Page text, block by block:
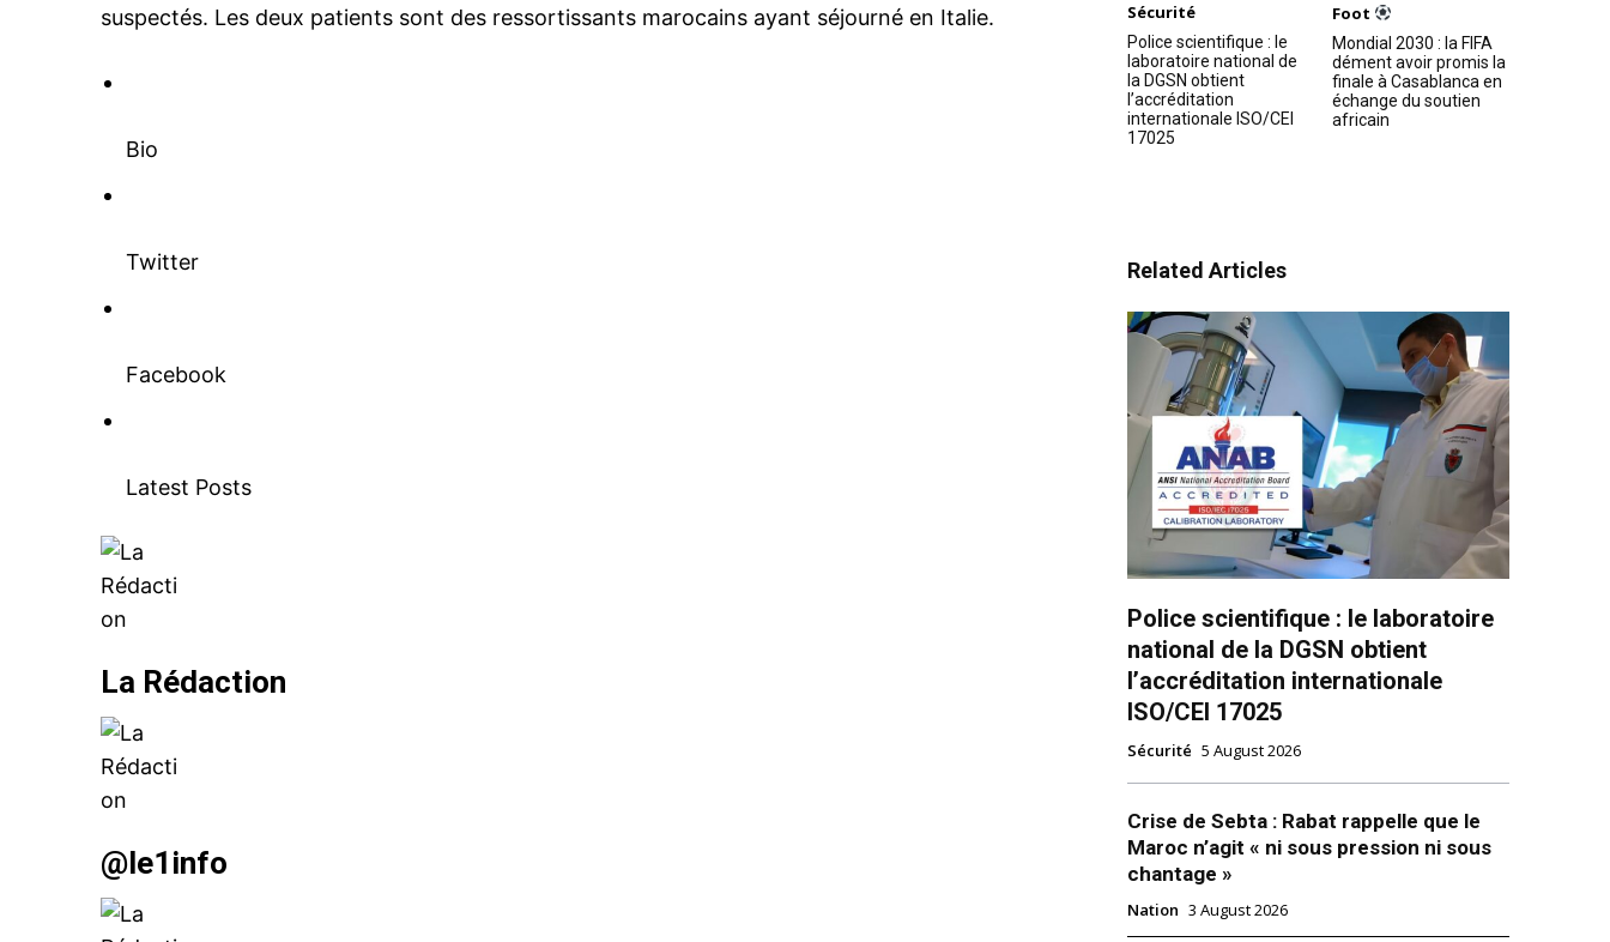
suspectés. Les deux patients sont des ressortissants marocains ayant séjourné en Italie.
Bio
Twitter
Facebook
Latest Posts
La Rédaction
@le1info
Sécurité
Police scientifique : le
laboratoire national de
la DGSN obtient
l’accréditation
internationale ISO/CEI
17025
Foot
Mondial 2030 : la FIFA
dément avoir promis la
finale à Casablanca en
échange du soutien
africain
Related Articles
Police scientifique : le laboratoire
national de la DGSN obtient
l’accréditation internationale
ISO/CEI 17025
Sécurité 5 August 2026
Crise de Sebta : Rabat rappelle que le
Maroc n’agit « ni sous pression ni sous
chantage »
Nation 3 August 2026